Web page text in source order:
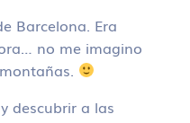
Barcelona. Era
no me imagino
descubrir a las